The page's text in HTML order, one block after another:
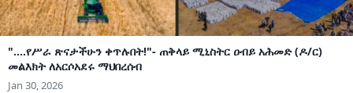
"....የሥራ ጽናታችሁን ቀጥሉበት!"- ጠቅላይ ሚኒስትር ዐብይ አሕመድ (ዶ/ር)
መልእክት ለአርሶአደሩ ማህበረሰብ
Jan 30, 2026